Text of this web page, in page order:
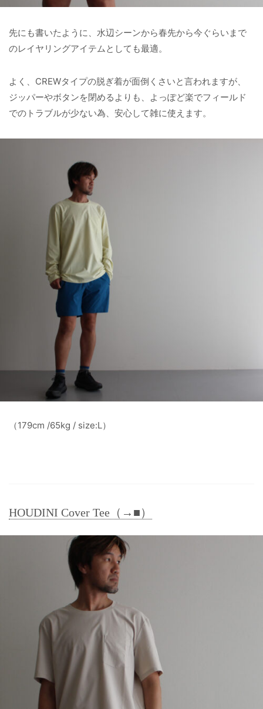
先にも書いたように、水辺シーンから春先から今ぐらいまで
のレイヤリングアイテムとしても最適。
よく、CREWタイプの脱ぎ着が面倒くさいと言われますが、
ジッパーやボタンを閉めるよりも、よっぽど楽でフィールド
でのトラブルが少ない為、安心して雑に使えます。
（179cm /65kg / size:L）
HOUDINI Cover Tee（→■）